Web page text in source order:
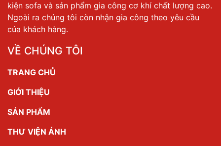
kiện sofa và sản phẩm gia công cơ khí chất lượng cao.
Ngoài ra chúng tôi còn nhận gia công theo yêu cầu
của khách hàng.
VỀ CHÚNG TÔI
TRANG CHỦ
GIỚI THIỆU
SẢN PHẨM
THƯ VIỆN ẢNH